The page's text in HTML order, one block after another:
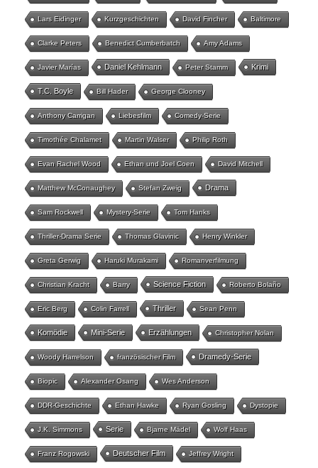
Lars Eidinger Kurzgeschichten David Fincher Baltimore
Clarke Peters Benedict Cumberbatch Amy Adams
Javier Marías Daniel Kehlmann Peter Stamm Krimi
T.C. Boyle Bill Hader George Clooney
Anthony Carrigan Liebesfilm Comedy-Serie
Timothée Chalamet Martin Walser Philip Roth
Evan Rachel Wood Ethan und Joel Coen David Mitchell
Matthew McConaughey Stefan Zweig Drama
Sam Rockwell Mystery-Serie Tom Hanks
Thriller-Drama Serie Thomas Glavinic Henry Winkler
Greta Gerwig Haruki Murakami Romanverfilmung
Christian Kracht Barry Science Fiction Roberto Bolaño
Eric Berg Colin Farrell Thriller Sean Penn
Komödie Mini-Serie Erzählungen Christopher Nolan
Woody Harrelson französischer Film Dramedy-Serie
Biopic Alexander Osang Wes Anderson
DDR-Geschichte Ethan Hawke Ryan Gosling Dystopie
J.K. Simmons Serie Bjarne Mädel Wolf Haas
Franz Rogowski Deutscher Film Jeffrey Wright